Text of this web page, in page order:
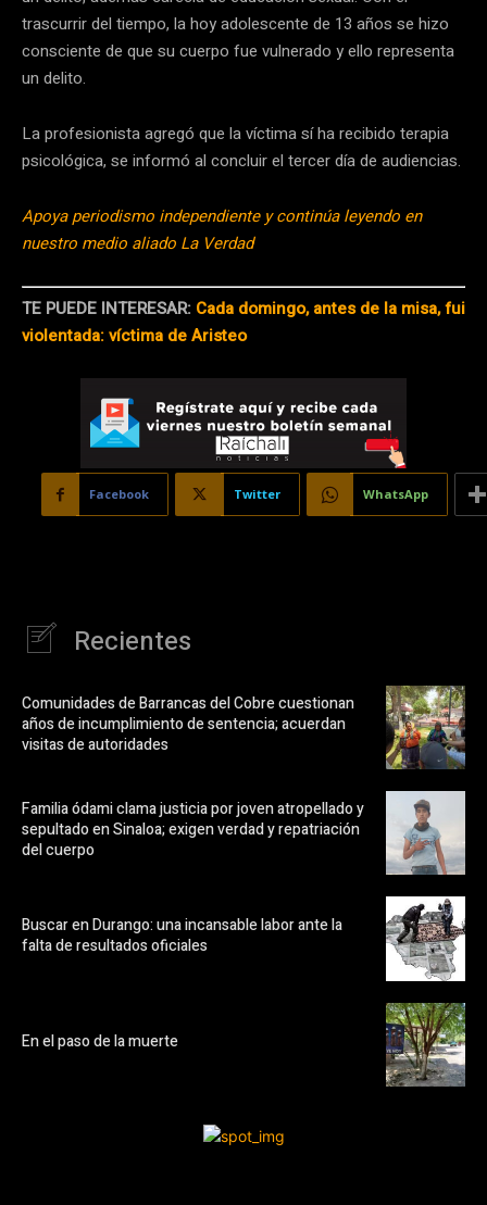
trascurrir del tiempo, la hoy adolescente de 13 años se hizo
consciente de que su cuerpo fue vulnerado y ello representa
un delito.
La profesionista agregó que la víctima sí ha recibido terapia
psicológica, se informó al concluir el tercer día de audiencias.
Apoya periodismo independiente y continúa leyendo en
nuestro medio aliado La Verdad
TE PUEDE INTERESAR: Cada domingo, antes de la misa, fui
violentada: víctima de Aristeo
Facebook Twitter WhatsApp
Recientes
Comunidades de Barrancas del Cobre cuestionan
años de incumplimiento de sentencia; acuerdan
visitas de autoridades
Familia ódami clama justicia por joven atropellado y
sepultado en Sinaloa; exigen verdad y repatriación
del cuerpo
Buscar en Durango: una incansable labor ante la
falta de resultados oficiales
En el paso de la muerte